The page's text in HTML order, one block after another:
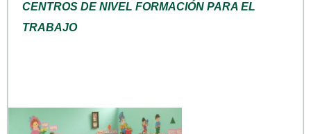
CENTROS DE NIVEL FORMACIÓN PARA EL
TRABAJO